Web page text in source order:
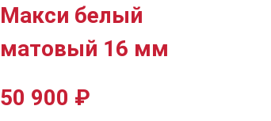
Макси белый
матовый 16 мм
50 900 ₽